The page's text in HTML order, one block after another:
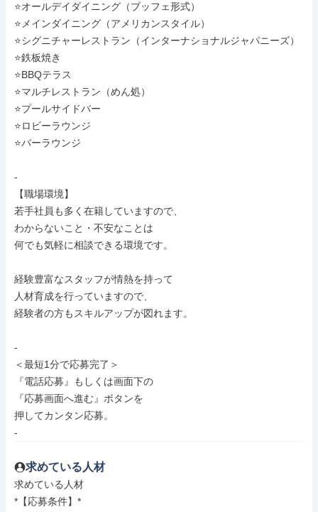
⭐オールデイダイニング（ブッフェ形式）
⭐メインダイニング（アメリカンスタイル）
⭐シグニチャーレストラン（インターナショナルジャパニーズ）
⭐鉄板焼き
⭐BBQテラス
⭐マルチレストラン（めん処）
⭐プールサイドバー
⭐ロビーラウンジ
⭐バーラウンジ
-
【職場環境】
若手社員も多く在籍していますので、
わからないこと・不安なことは
何でも気軽に相談できる環境です。
経験豊富なスタッフが情熱を持って
人材育成を行っていますので、
経験者の方もスキルアップが図れます。
-
＜最短1分で応募完了＞
『電話応募』もしくは画面下の
『応募画面へ進む』ボタンを
押してカンタン応募。
-
求めている人材
求めている人材
*【応募条件】*